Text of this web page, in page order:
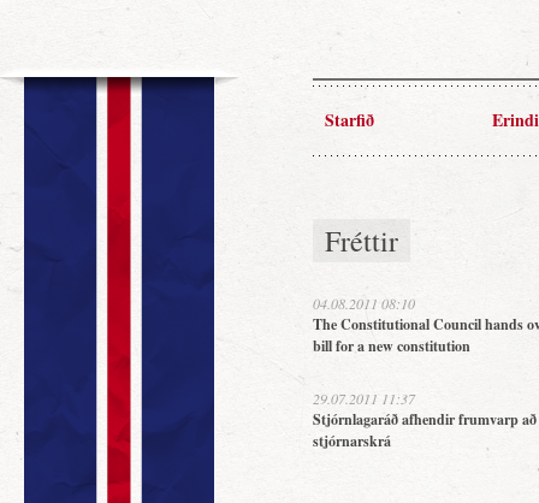
Starfið Erindi
Fréttir
04.08.2011 08:10
The Constitutional Council hands
bill for a new constitution
29.07.2011 11:37
Stjórnlagaráð afhendir frumvarp
stjórnarskrá